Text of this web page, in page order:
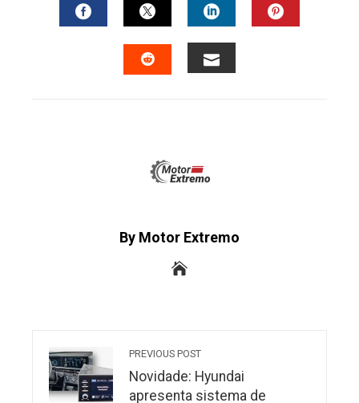
FACEBOOKTWITTERLINKEDIN
By Motor Extremo
PREVIOUS POST
Novidade: Hyundai
apresenta sistema de